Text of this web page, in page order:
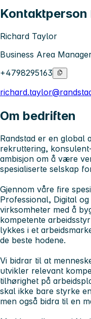
Richard Taylor
Business Area
+4798295163
Om bedriften
Randstad er en global
rekruttering,
ambisjon om å være
spesialiserte selskap
Gjennom våre fire
Professional, Digital
virksomheter med å
kompetente
lykkes i et
de beste hodene.
Vi bidrar til at
utvikler relevant
tilhørighet på
skal ikke bare styrke
men også bidra til en